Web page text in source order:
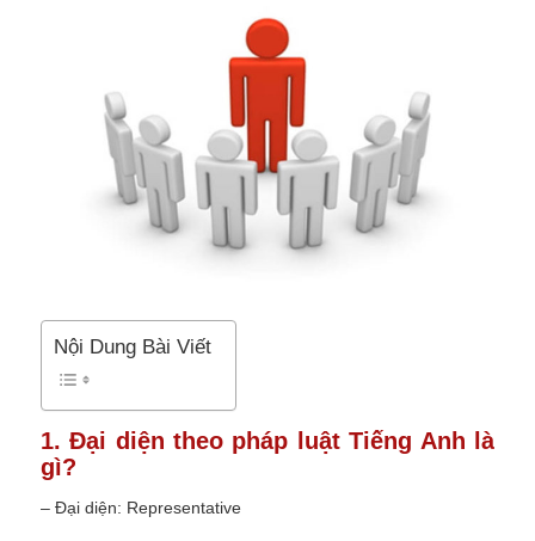
Nội Dung Bài Viết
1. Đại diện theo pháp luật Tiếng Anh là
gì?
– Đại diện: Representative